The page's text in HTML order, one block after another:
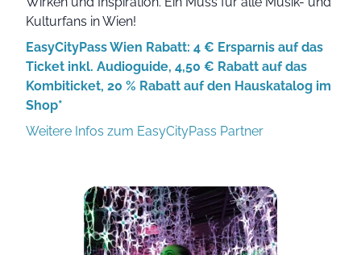
Kulturfans in Wien!
EasyCityPass Wien Rabatt: 4 € Ersparnis auf das
Ticket inkl. Audioguide, 4,50 € Rabatt auf das
Kombiticket, 20 % Rabatt auf den Hauskatalog im
Shop*
Weitere Infos zum EasyCityPass Partner